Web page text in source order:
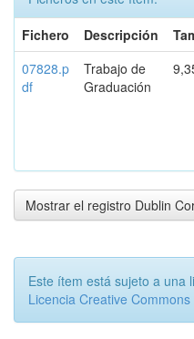
Fichero
Descripción
07828.p
df
Trabajo de
Graduación
Mostrar el registro Dublin
Este ítem está sujeto a una
Licencia Creative Commons